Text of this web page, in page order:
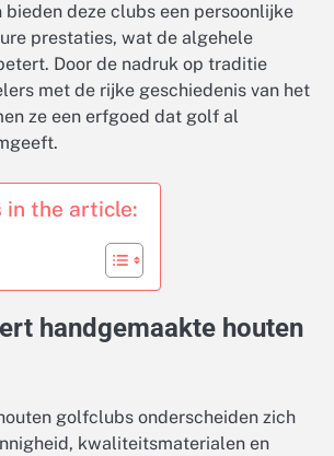
bieden deze clubs een persoonlijke
prestaties, wat de algehele
Door de nadruk op traditie
met de rijke geschiedenis van het
ze een erfgoed dat golf al
in the article:
handgemaakte houten
golfclubs onderscheiden zich
kwaliteitsmaterialen en